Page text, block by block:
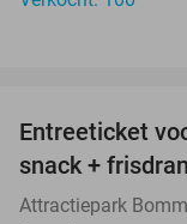
Entreeticket
snack +
Attractiepark